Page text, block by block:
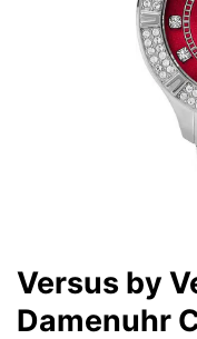
Versus by
Damenuhr